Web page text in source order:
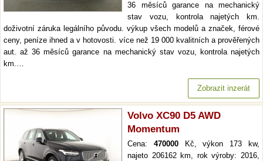
36 měsíců garance na mechanický
stav vozu, kontrola najetých km.
doživotní záruka legálního původu. výkup všech modelů a značek, férové
ceny, peníze ihned a v hotovosti. více než 19 000 kvalitních a prověřených
aut. až 36 měsíců garance na mechanický stav vozu, kontrola najetých
km.…
Zobrazit inzerát
Volvo XC90 D5 AWD
Momentum
Cena: 470000Kč, výkon 173 kw,
najeto 206162 km, rok výroby: 2016,